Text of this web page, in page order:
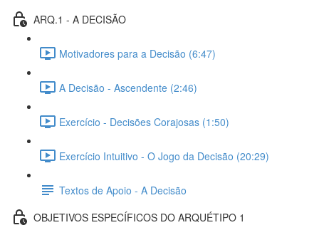
ARQ.1 - A DECISÃO
Motivadores para a Decisão (6:47)
A Decisão - Ascendente (2:46)
Exercício - Decisões Corajosas (1:50)
Exercício Intuitivo - O Jogo da Decisão (20:29)
Textos de Apoio - A Decisão
OBJETIVOS ESPECÍFICOS DO ARQUÉTIPO 1